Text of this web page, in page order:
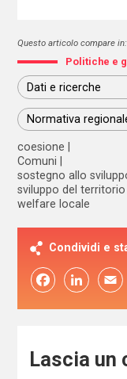
Questo articolo compare in:
Politiche e
Dati e ricerche
Normativa
coesione
Comuni
sostegno allo
sviluppo del territorio
welfare locale
Condividi e
FacebookLinkedIn Email
Lascia un